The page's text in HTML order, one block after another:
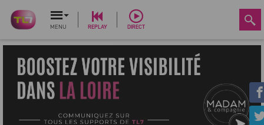
MENU REPLAY DIRECT